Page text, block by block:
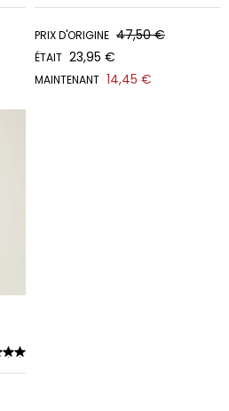
PRIX D'ORIGINE 47,50 €
ÉTAIT 23,95 €
MAINTENANT 14,45 €